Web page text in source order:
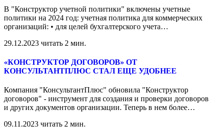
В "Конструктор учетной политики" включены учетные
политики на 2024 год: учетная политика для коммерческих
организаций: • для целей бухгалтерского учета…
29.12.2023 читать 2 мин.
«КОНСТРУКТОР ДОГОВОРОВ» ОТ
КОНСУЛЬТАНТПЛЮС СТАЛ ЕЩЕ УДОБНЕЕ
Компания "КонсультантПлюс" обновила "Конструктор
договоров" - инструмент для создания и проверки договоров
и других документов организации. Теперь в нем более…
09.11.2023 читать 2 мин.